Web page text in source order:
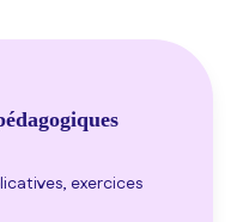
exercices